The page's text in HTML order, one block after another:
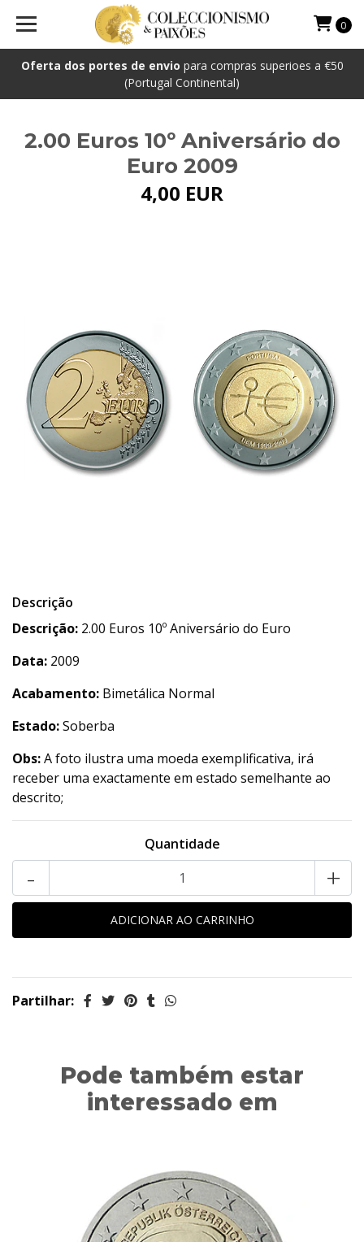
Oferta dos portes de envio para compras superioes a €50
(Portugal Continental)
0
2.00 Euros 10º Aniversário do
Euro 2009
4,00 EUR
Descrição
Descrição: 2.00 Euros 10º Aniversário do Euro
Data: 2009
Acabamento: Bimetálica Normal
Estado:Soberba
Obs:A foto ilustra uma moeda exemplificativa, irá
receber uma exactamente em estado semelhante ao
descrito;
Quantidade
- +
Partilhar:
Pode também estar
interessado em